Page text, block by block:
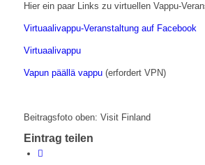
Hier ein paar Links zu virtuellen Vappu-
Virtuaalivappu-Veranstaltung auf Facebook
Virtuaalivappu
Vapun päällä vappu (erfordert VPN)
Beitragsfoto oben: Visit Finland
Eintrag teilen